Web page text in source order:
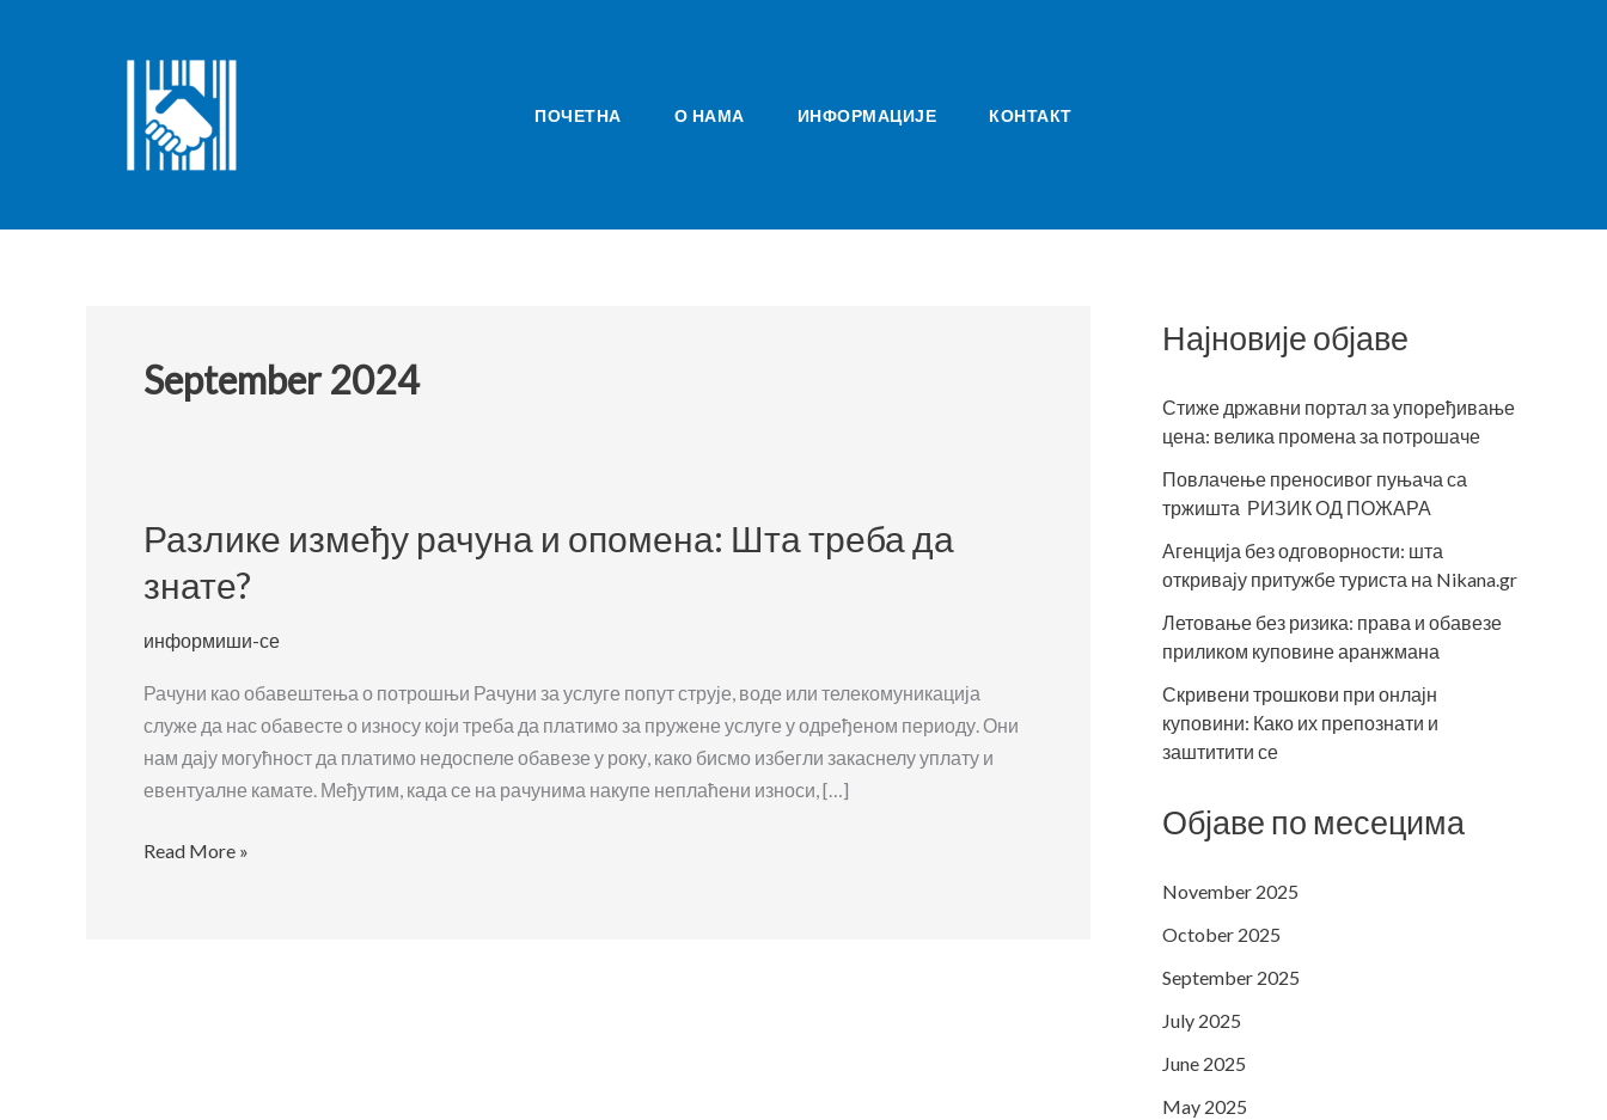
ПОЧЕТНА О НАМА ИНФОРМАЦИЈЕ КОНТАКТ
September 2024
Разлике између рачуна и опомена: Шта треба да
знате?
информиши-се
Рачуни као обавештења о потрошњи Рачуни за услуге попут струје, воде или телекомуникација
служе да нас обавесте о износу који треба да платимо за пружене услуге у одређеном периоду. Они
нам дају могућност да платимо недоспеле обавезе у року, како бисмо избегли закаснелу уплату и
евентуалне камате. Међутим, када се на рачунима накупе неплаћени износи, […]
Разлике
Read More »
Најновије објаве
Стиже државни портал за упоређивање
цена: велика промена за потрошаче
Повлачење преносивог пуњача са
тржишта РИЗИК ОД ПОЖАРА
Агенција без одговорности: шта
откривају притужбе туриста на Nikana.gr
Летовање без ризика: права и обавезе
приликом куповине аранжмана
Скривени трошкови при онлајн
куповини: Како их препознати и
заштитити се
Објаве по месецима
November 2025
October 2025
September 2025
July 2025
June 2025
May 2025